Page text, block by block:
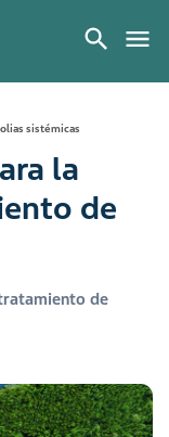
sistémicas
la
de
de